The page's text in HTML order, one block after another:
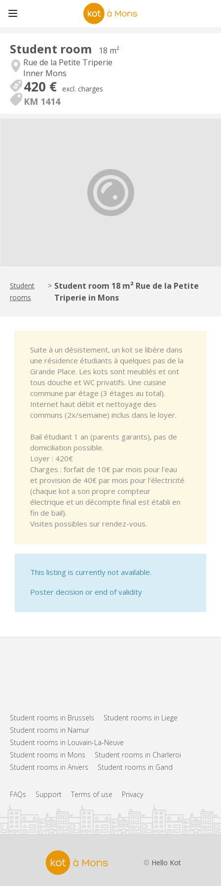
Student room
18 m²
Rue de la Petite Triperie
Inner Mons
420 € excl. charges
KM 1414
Student
rooms
> Student room 18 m² Rue de la Petite
Triperie in Mons
Suite à un désistement, un kot se libère dans
une résidence étudiants à quelques pas de la
Grande Place. Les kots sont meublés et ont
tous douche et WC privatifs. Une cuisine
commune par étage (3 étages au total).
Internet haut débit et nettoyage des
communs (2x/semaine) inclus dans le loyer.
Bail étudiant 1 an (parents garants), pas de
domiciliation possible.
Loyer : 420€
Charges : forfait de 10€ par mois pour l'eau
et provision de 40€ par mois pour l'électricité
(chaque kot a son propre compteur
électrique et un décompte final est établi en
fin de bail).
Visites possibles sur rendez-vous.
This listing is currently not available.
Poster decision or end of validity
Student rooms in Brussels
Student rooms in Liege
Student rooms in Namur
Student rooms in Louvain-La-Neuve
Student rooms in Mons
Student rooms in Charleroi
Student rooms in Anvers
Student rooms in Gand
FAQs Support Terms of use Privacy
© Hello Kot